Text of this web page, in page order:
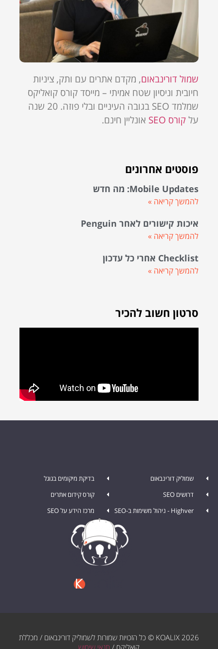
שמול דורינבאום, מקדם אתרים עם ותק, ציניות
חיובית וניסיון שטח אמיתי – מייסד קורס קואליקס
שמלמד SEO בגובה העיניים ובלי פוזה. 20 שנה
עלקורס SEO אונליין חינם.
פוסטים אחרונים
Mobile Updates: מה חדש
להמשך קריאה »
איכות קישורים לאחר Penguin
להמשך קריאה »
Checklist אחרי כל עדכון
להמשך קריאה »
סרטון חשוב להכיר
שמוליק דורינבאום
דרושים SEO
Highver - ניהול משימות ב-SEO
בדיקת מיקומים בגוגל
קורס קידום אתרים
מרכז הידע על SEO
KOALIX 2026 © כל הזכויות שמורות לשמוליק דורינבאום / מכללת
קואליקס / תנאי שימוש